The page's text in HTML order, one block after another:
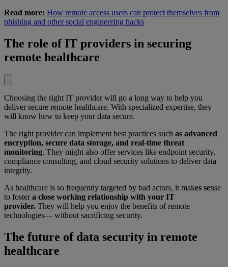
Read more: How remote access users can protect themselves from
phishing and other social engineering hacks
The role of IT providers in securing
remote healthcare
Choosing the right IT provider will go a long way to help you
deliver secure remote healthcare. With specialized expertise, they
will know how to keep your data secure.
The right provider can implement best practices such as advanced
encryption, secure data storage, and real-time threat
monitoring. They might also offer services like endpoint security,
compliance consulting, and cloud security solutions to deliver data
integrity.
As healthcare is so frequently targeted by bad actors, it makes sense
to fostera close working relationship with your IT
provider. They will help you enjoy the benefits of remote
technologies— without sacrificing security.
The future of data security in remote
healthcare